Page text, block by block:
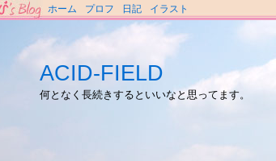
ホーム プロフ 日記 イラスト
ACID-FIELD
何となく長続きするといいなと思ってます。